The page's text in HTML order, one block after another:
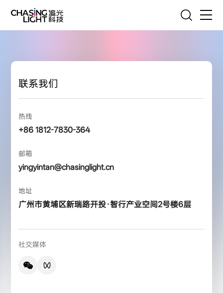
服务
追光故事
资源与联系
联系我们
联系我们
热线
+86 1812-7830-364
邮箱
yingyintan@chasinglight.cn
地址
广州市黄埔区新瑞路开投·智行产业空间2号楼6层
社交媒体